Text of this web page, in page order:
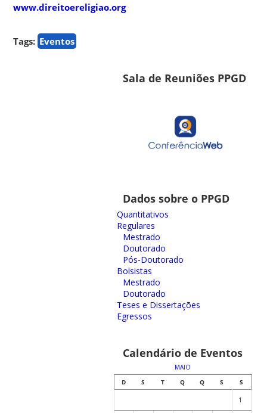
www.direitoereligiao.org
Tags: Eventos
Sala de Reuniões PPGD
Dados sobre o PPGD
Quantitativos
Regulares
Mestrado
Doutorado
Pós-Doutorado
Bolsistas
Mestrado
Doutorado
Teses e Dissertações
Egressos
Calendário de Eventos
MAIO
D
S T Q Q S S
1